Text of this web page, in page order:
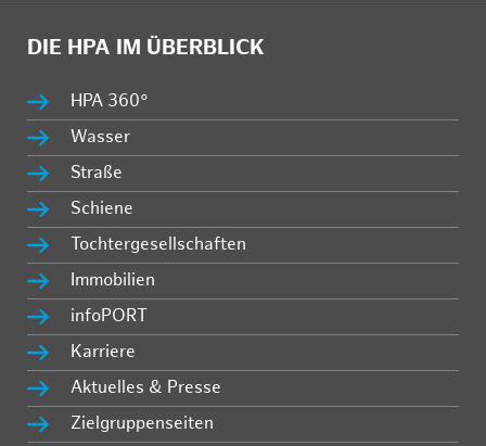
DIE HPA IM ÜBERBLICK
HPA 360°
Wasser
Straße
Schiene
Tochtergesellschaften
Immobilien
infoPORT
Karriere
Aktuelles & Presse
Zielgruppenseiten